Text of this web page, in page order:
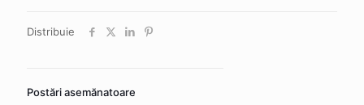
Distribuie
Postări asemănatoare